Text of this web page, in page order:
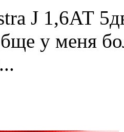
J 1,6АТ
у меня